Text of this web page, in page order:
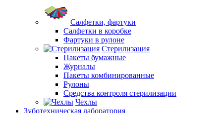
Салфетки, фартуки
Салфетки в коробке
Фартуки в рулоне
Стерилизация
Пакеты бумажные
Журналы
Пакеты комбинированные
Рулоны
Средства контроля стерилизации
Чехлы
Зуботехническая лаборатория